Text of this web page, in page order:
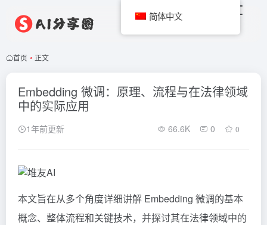
首页 • 正文
Embedding 微调：原理、流程与在法律领域
中的实际应用
1年前更新 66.6K 0 0
本文旨在从多个角度详细讲解 Embedding 微调的基本
概念、整体流程和关键技术，并探讨其在法律领域中的
简体中文